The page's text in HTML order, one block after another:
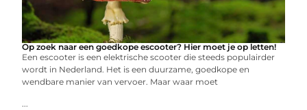
Op zoek naar een goedkope escooter? Hier moet je op letten!
Een escooter is een elektrische scooter die steeds populairder
wordt in Nederland. Het is een duurzame, goedkope en
wendbare manier van vervoer. Maar waar moet
...